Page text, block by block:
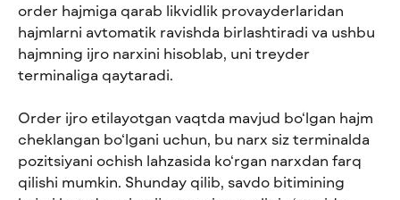
order hajmiga qarab likvidlik provayderlaridan
hajmlarni avtomatik ravishda birlashtiradi va ushbu
hajmning ijro narxini hisoblab, uni treyder
terminaliga qaytaradi.
Order ijro etilayotgan vaqtda mavjud bo‘lgan hajm
cheklangan bo‘lgani uchun, bu narx siz terminalda
pozitsiyani ochish lahzasida ko‘rgan narxdan farq
qilishi mumkin. Shunday qilib, savdo bitimining